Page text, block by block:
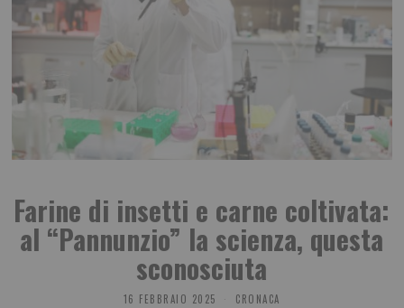
Farine di insetti e carne coltivata:
al “Pannunzio” la scienza, questa
sconosciuta
16 FEBBRAIO 2025 CRONACA